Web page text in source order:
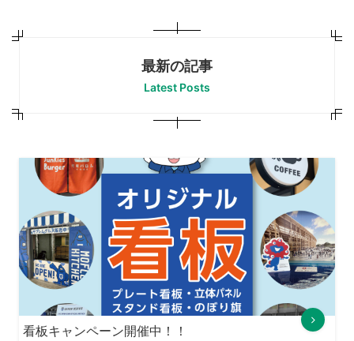
最新の記事
Latest Posts
看板キャンペーン開催中！！